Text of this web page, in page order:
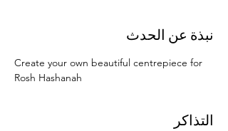
نبذة عن الحدث
Create your own beautiful centrepiece for
Rosh Hashanah
التذاكر